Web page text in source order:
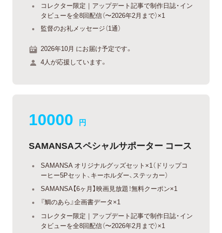
コレクター限定｜アップデート記事で制作日誌・イン
タビューを全8回配信（〜2026年2月まで）×1
監督のお礼メッセージ（1通）
2026年10月 にお届け予定です。
4人が応援しています。
10000 円
SAMANSAスペシャルサポーター コース
SAMANSA オリジナルグッズセット×1（ドリップコ
ーヒー5Pセット、キーホルダー、ステッカー）
SAMANSA【6ヶ月】映画見放題！無料クーポン×1
『鯛のあら』企画書データ×1
コレクター限定｜アップデート記事で制作日誌・イン
タビューを全8回配信（〜2026年2月まで）×1